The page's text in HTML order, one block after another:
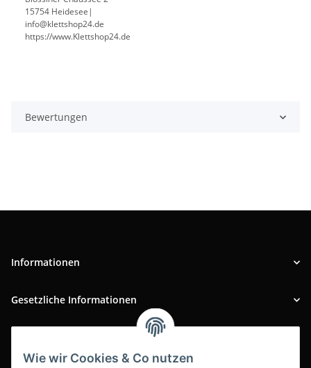
Wie wir Cookies & Co nutzen
15754 Heidesee|
info@klettshop24.de
https://www.Klettshop24.de
Bewertungen
Informationen
Gesetzliche Informationen